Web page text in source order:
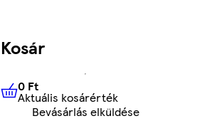
Kosár
0 FtAktuális kosárérték
0 Ft
Aktuális kosárérték
Bevásárlás elküldése